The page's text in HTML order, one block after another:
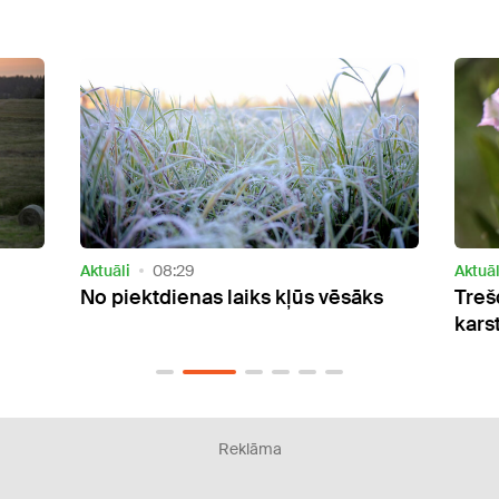
Aktuāli 15:17
Trešdien gaiss kļūs nedaudz
silta
Reklāma